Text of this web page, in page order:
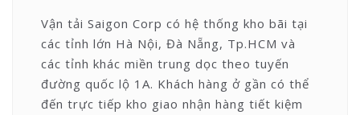
Vận tải Saigon Corp có hệ thống kho bãi tại
các tỉnh lớn Hà Nội, Đà Nẵng, Tp.HCM và
các tỉnh khác miền trung dọc theo tuyến
đường quốc lộ 1A. Khách hàng ở gần có thể
đến trực tiếp kho giao nhận hàng tiết kiệm